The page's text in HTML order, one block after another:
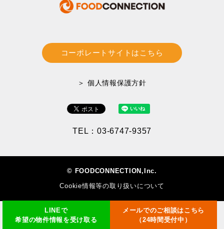
LINEで
希望の物件情報を受け取る
メールでのご相談はこちら
（24時間受付中）
コーポレートサイトはこちら
＞ 個人情報保護方針
TEL：03-6747-9357
© FOODCONNECTION,Inc.
Cookie情報等の取り扱いについて